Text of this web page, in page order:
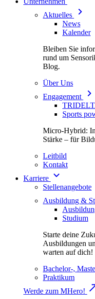
Aktuelles
News
Kalender
Bleiben Sie
rund um
Blog.
Über Uns
Engagement
Sports
Micro-Hybrid:
Stärke – für
Leitbild
Kontakt
Karriere
Stellenangebote
Ausbildung &
Studium
Starte deine
Ausbildungen
warten auf dich!
Bachelor-,
Praktikum
Werde zum MHero!